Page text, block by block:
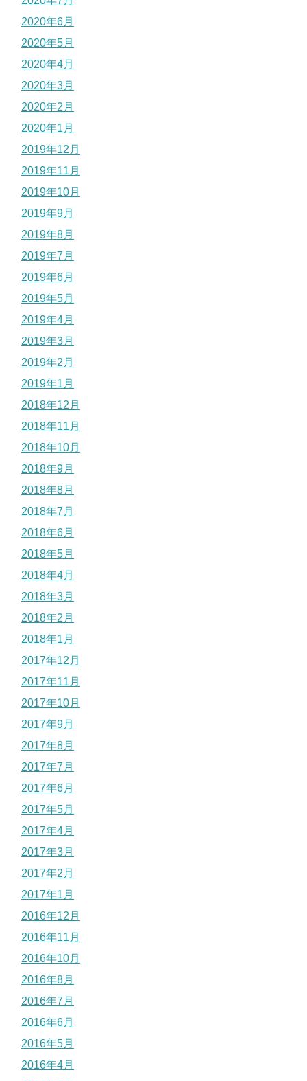
2020年6月
2020年5月
2020年4月
2020年3月
2020年2月
2020年1月
2019年12月
2019年11月
2019年10月
2019年9月
2019年8月
2019年7月
2019年6月
2019年5月
2019年4月
2019年3月
2019年2月
2019年1月
2018年12月
2018年11月
2018年10月
2018年9月
2018年8月
2018年7月
2018年6月
2018年5月
2018年4月
2018年3月
2018年2月
2018年1月
2017年12月
2017年11月
2017年10月
2017年9月
2017年8月
2017年7月
2017年6月
2017年5月
2017年4月
2017年3月
2017年2月
2017年1月
2016年12月
2016年11月
2016年10月
2016年8月
2016年7月
2016年6月
2016年5月
2016年4月